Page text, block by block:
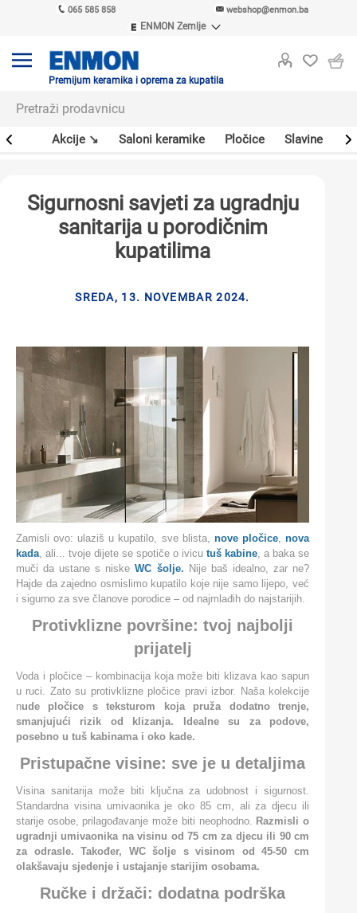
065 585 858 webshop@enmon.ba
ENMON Zemlje
ENMON MKD
Premijum keramika i oprema za kupatila
Akcije ↘ Saloni keramike Pločice Slavine
Sigurnosni savjeti za ugradnju
sanitarija u porodičnim
kupatilima
SREDA, 13. NOVEMBAR 2024.
Zamisli ovo: ulaziš u kupatilo, sve blista, nove pločice,nova
kada , ali... tvoje dijete se spotiče o ivicu tuš kabine , a baka se
muči da ustane s niskeWC šolje. Nije baš idealno, zar ne?
Hajde da zajedno osmislimo kupatilo koje nije samo lijepo, već
i sigurno za sve članove porodice – od najmlađih do najstarijih.
Protivklizne površine: tvoj najbolji
prijatelj
Voda i pločice – kombinacija koja može biti klizava kao sapun
u ruci. Zato su protivklizne pločice pravi izbor. Naša kolekcije
nude pločice s teksturom koja pruža dodatno trenje,
smanjujući rizik od klizanja. Idealne su za podove,
posebno u tuš kabinama i oko kade.
Pristupačne visine: sve je u detaljima
Visina sanitarija može biti ključna za udobnost i sigurnost.
Standardna visina umivaonika je oko 85 cm, ali za djecu ili
starije osobe, prilagođavanje može biti neophodno.
Razmisli o
ugradnji umivaonika na visinu od 75 cm za djecu ili 90 cm
za odrasle. Također, WC šolje s visinom od 45-50 cm
olakšavaju sjedenje i ustajanje starijim osobama.
Ručke i držači: dodatna podrška